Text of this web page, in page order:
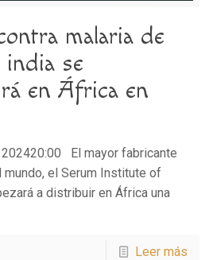
malaria de
india se
en África en
El mayor fabricante
mundo, el Serum Institute of
a distribuir en África una
Leer más